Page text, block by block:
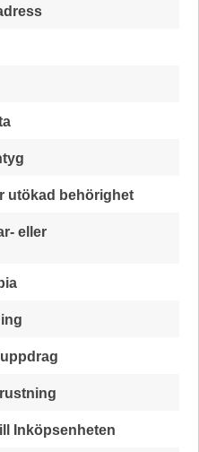
utökad behörighet
eller
Inköpsenheten